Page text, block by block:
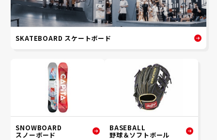
SKATEBOARD スケートボード
SNOWBOARD
スノーボード
BASEBALL
野球＆ソフトボール